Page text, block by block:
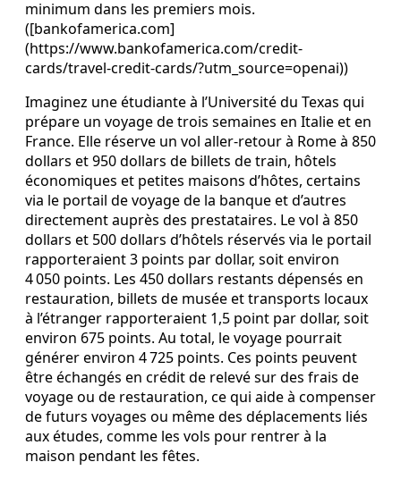
minimum dans les premiers mois.
([bankofamerica.com]
(https://www.bankofamerica.com/credit-
cards/travel-credit-cards/?utm_source=openai))
Imaginez une étudiante à l’Université du Texas qui
prépare un voyage de trois semaines en Italie et en
France. Elle réserve un vol aller‑retour à Rome à 850
dollars et 950 dollars de billets de train, hôtels
économiques et petites maisons d’hôtes, certains
via le portail de voyage de la banque et d’autres
directement auprès des prestataires. Le vol à 850
dollars et 500 dollars d’hôtels réservés via le portail
rapporteraient 3 points par dollar, soit environ
4 050 points. Les 450 dollars restants dépensés en
restauration, billets de musée et transports locaux
à l’étranger rapporteraient 1,5 point par dollar, soit
environ 675 points. Au total, le voyage pourrait
générer environ 4 725 points. Ces points peuvent
être échangés en crédit de relevé sur des frais de
voyage ou de restauration, ce qui aide à compenser
de futurs voyages ou même des déplacements liés
aux études, comme les vols pour rentrer à la
maison pendant les fêtes.